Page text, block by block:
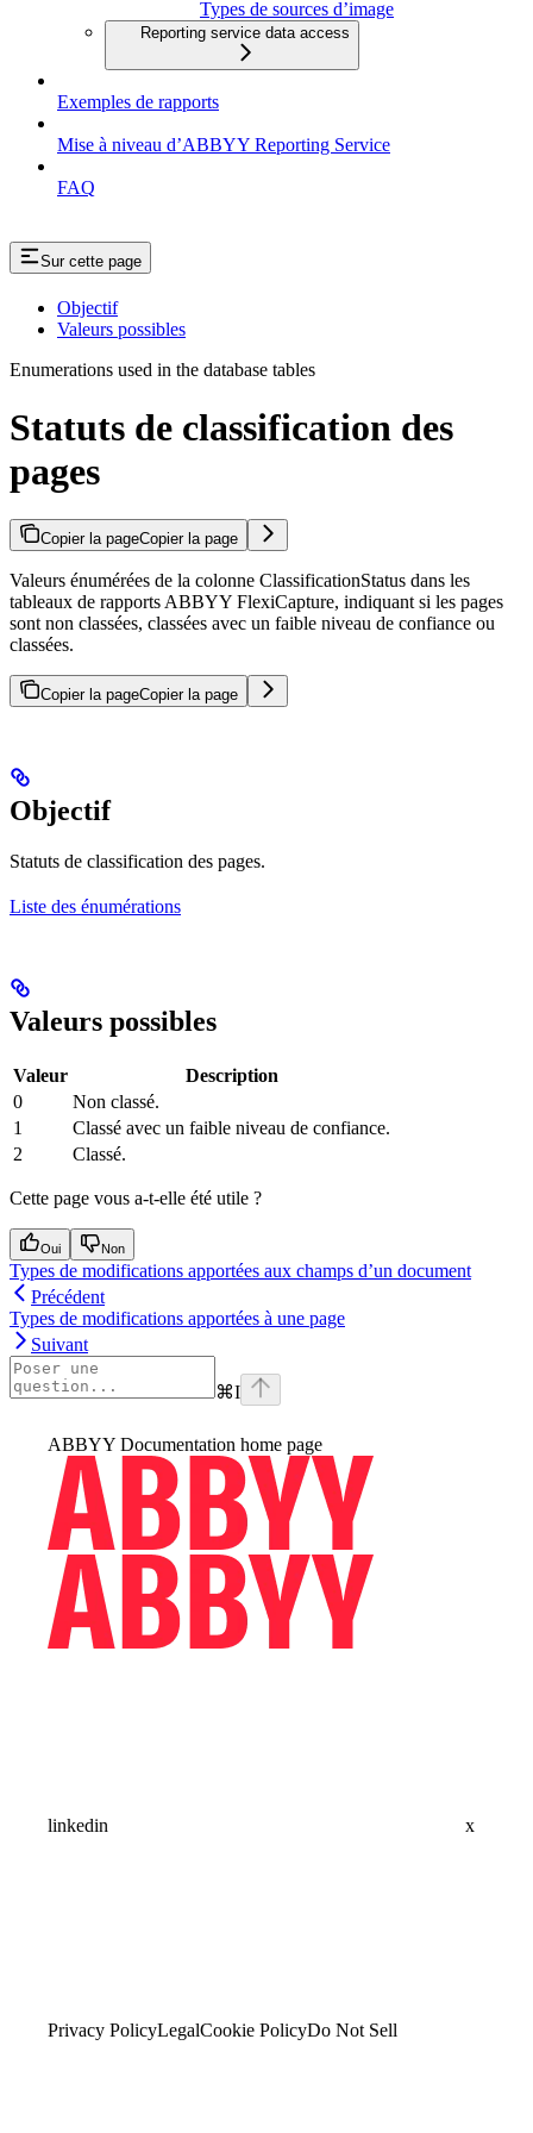
Types de sources d’image
Reporting service data access
Exemples de rapports
Mise à niveau d’ABBYY Reporting Service
FAQ
Sur cette page
Objectif
Valeurs possibles
Enumerations used in the database tables
Statuts de classification des
pages
Copier la pageCopier la page
Valeurs énumérées de la colonne ClassificationStatus dans les
tableaux de rapports ABBYY FlexiCapture, indiquant si les pages
sont non classées, classées avec un faible niveau de confiance ou
classées.
Copier la pageCopier la page
Objectif
Statuts de classification des pages.
Liste des énumérations
Valeurs possibles
Valeur
Description
0
Non classé.
1
Classé avec un faible niveau de confiance.
2
Classé.
Cette page vous a-t-elle été utile ?
Oui Non
Types de modifications apportées aux champs d’un document
Précédent
Types de modifications apportées à une page
Suivant
⌘I
ABBYY Documentation home page
linkedin x
Privacy PolicyLegalCookie PolicyDo Not Sell